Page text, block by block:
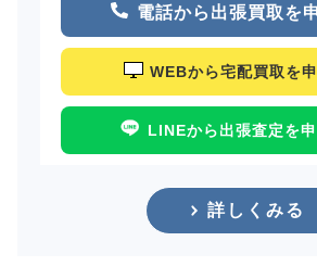
電話から出張買取を
WEBから宅配買取を
LINEから出張査定を
詳しくみる